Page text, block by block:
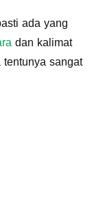
ada yang
dan kalimat
sangat